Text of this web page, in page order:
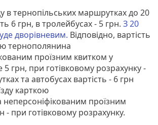
в тернопільських маршрутках до 20
6 грн, в тролейбусах - 5 грн. З 20
дворівневим. Відповідно, вартість
тернополянина
проїзним квитком у
5 грн, при готівковому розрахунку -
та автобусах вартість - 6 грн
карткою
проїзним
- при готівковому розрахунку.